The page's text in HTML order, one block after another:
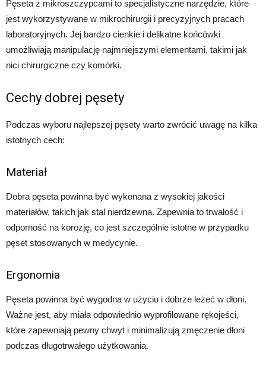
Pęseta z mikroszczypcami to specjalistyczne narzędzie, które
jest wykorzystywane w mikrochirurgii i precyzyjnych pracach
laboratoryjnych. Jej bardzo cienkie i delikatne końcówki
umożliwiają manipulację najmniejszymi elementami, takimi jak
nici chirurgiczne czy komórki.
Cechy dobrej pęsety
Podczas wyboru najlepszej pęsety warto zwrócić uwagę na kilka
istotnych cech:
Materiał
Dobra pęseta powinna być wykonana z wysokiej jakości
materiałów, takich jak stal nierdzewna. Zapewnia to trwałość i
odporność na korozję, co jest szczególnie istotne w przypadku
pęset stosowanych w medycynie.
Ergonomia
Pęseta powinna być wygodna w użyciu i dobrze leżeć w dłoni.
Ważne jest, aby miała odpowiednio wyprofilowane rękojeści,
które zapewniają pewny chwyt i minimalizują zmęczenie dłoni
podczas długotrwałego użytkowania.